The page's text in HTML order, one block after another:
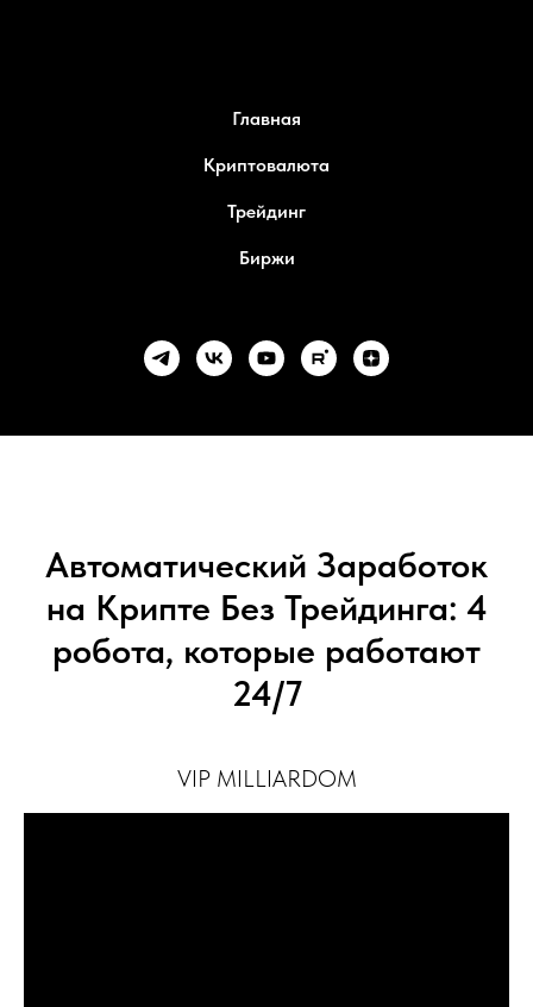
Главная
Криптовалюта
Трейдинг
Биржи
Автоматический Заработок
на Крипте Без Трейдинга: 4
робота, которые работают
24/7
VIP MILLIARDOM